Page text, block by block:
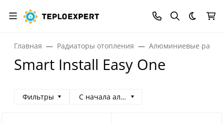
Темная
Главная Радиаторы отопления Алюминиевые
Smart Install Easy One
Фильтры С начала алфавита